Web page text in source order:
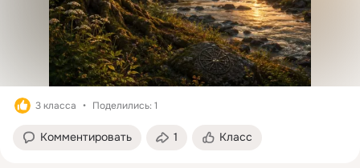
3 класса Поделились: 1
Комментировать 1 Класс